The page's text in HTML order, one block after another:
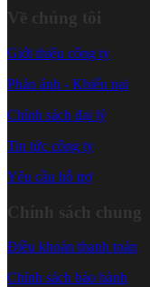
Về chúng tôi
Giới thiệu công ty
Phản ánh - Khiếu nại
Chính sách đại lý
Tin tức công ty
Yêu cầu hỗ trợ
Chính sách chung
Điều khoản thanh toán
Chính sách bảo hành